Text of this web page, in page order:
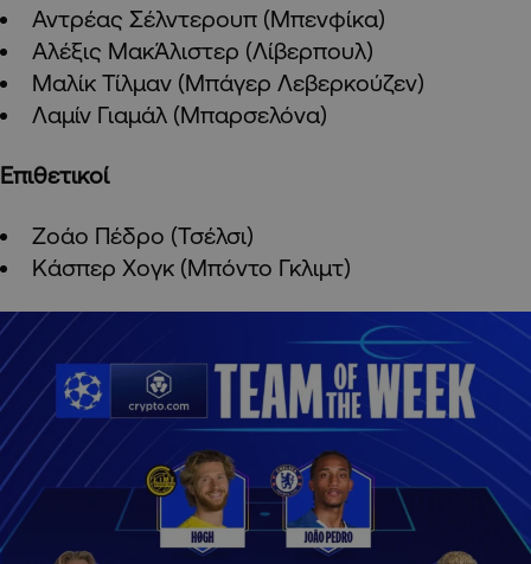
Αντρέας Σέλντερουπ (Μπενφίκα)
Αλέξις ΜακΆλιστερ (Λίβερπουλ)
Μαλίκ Τίλμαν (Μπάγερ Λεβερκούζεν)
Λαμίν Γιαμάλ (Μπαρσελόνα)
Επιθετικοί
Ζοάο Πέδρο (Τσέλσι)
Κάσπερ Χογκ (Μπόντο Γκλιμτ)